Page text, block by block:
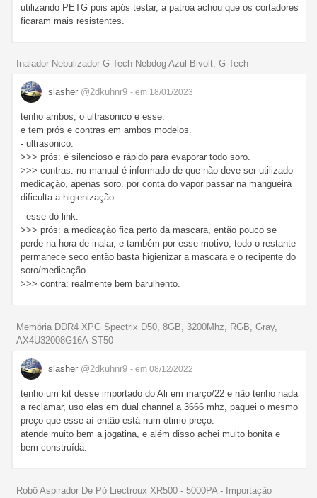
utilizando PETG pois após testar, a patroa achou que os cortadores
ficaram mais resistentes.
Inalador Nebulizador G-Tech Nebdog Azul Bivolt, G-Tech
slasher @2dkuhnr9 - em 18/01/2023
tenho ambos, o ultrasonico e esse.
e tem prós e contras em ambos modelos.
- ultrasonico:
>>> prós: é silencioso e rápido para evaporar todo soro.
>>> contras: no manual é informado de que não deve ser utilizado
medicação, apenas soro. por conta do vapor passar na mangueira
dificulta a higienização.
- esse do link:
>>> prós: a medicação fica perto da mascara, então pouco se
perde na hora de inalar, e também por esse motivo, todo o restante
permanece seco então basta higienizar a mascara e o recipente do
soro/medicação.
>>> contra: realmente bem barulhento.
Memória DDR4 XPG Spectrix D50, 8GB, 3200Mhz, RGB, Gray,
AX4U32008G16A-ST50
slasher @2dkuhnr9 - em 08/12/2022
tenho um kit desse importado do Ali em março/22 e não tenho nada
a reclamar, uso elas em dual channel a 3666 mhz, paguei o mesmo
preço que esse aí então está num ótimo preço.
atende muito bem a jogatina, e além disso achei muito bonita e
bem construída.
Robô Aspirador De Pó Liectroux XR500 - 5000PA - Importação